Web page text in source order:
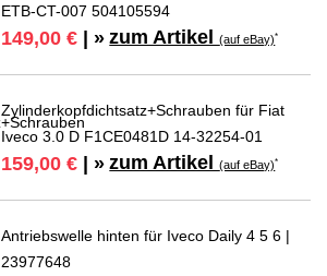
ETB-CT-007 504105594
149,00 € | » zum Artikel(auf eBay)*
Zylinderkopfdichtsatz+Schrauben für Fiat
Iveco 3.0 D F1CE0481D 14-32254-01
159,00 € | » zum Artikel(auf eBay)*
Antriebswelle hinten für Iveco Daily 4 5 6 |
23977648